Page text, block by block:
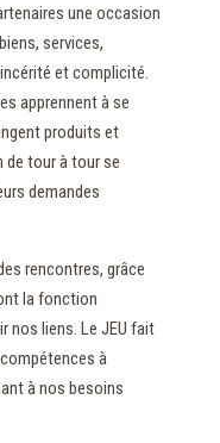
une occasion
services,
et complicité.
apprennent à se
produits et
de tour à tour se
demandes
rencontres, grâce
la fonction
nos liens. Le JEU fait
à
à nos besoins